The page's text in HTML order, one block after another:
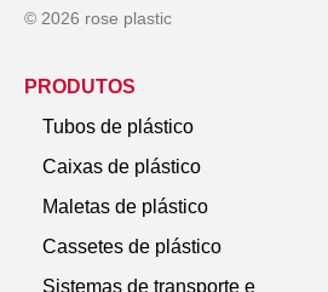
© 2026 rose plastic
PRODUTOS
Tubos de plástico
Caixas de plástico
Maletas de plástico
Cassetes de plástico
Sistemas de transporte e